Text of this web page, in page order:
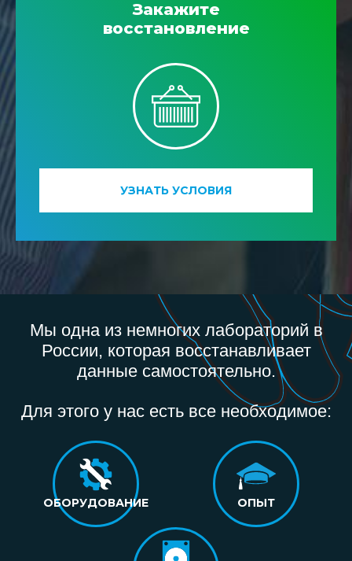
Закажите
восстановление
УЗНАТЬ УСЛОВИЯ
Мы одна из немногих лабораторий в
России, которая восстанавливает
данные самостоятельно.
Для этого у нас есть все необходимое:
ОБОРУДОВАНИЕ ОПЫТ